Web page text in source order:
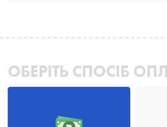
ОБЕРІТЬ СПОСІБ